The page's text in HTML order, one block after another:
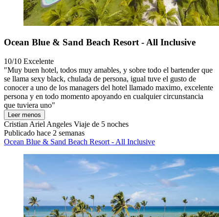
Ocean Blue & Sand Beach Resort - All Inclusive
10/10 Excelente
"Muy buen hotel, todos muy amables, y sobre todo el bartender que
se llama sexy black, chulada de persona, igual tuve el gusto de
conocer a uno de los managers del hotel llamado maximo, excelente
persona y en todo momento apoyando en cualquier circunstancia
que tuviera uno"
Leer menos
Cristian Ariel Angeles Viaje de 5 noches
Publicado hace 2 semanas
Ocean Blue & Sand Beach Resort - All Inclusive